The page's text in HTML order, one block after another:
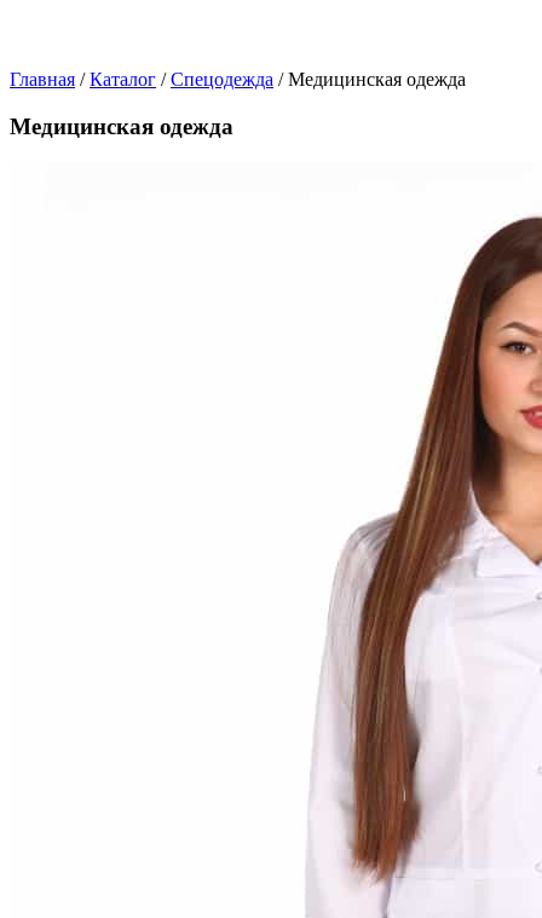
Главная / Каталог / Спецодежда / Медицинская одежда
Медицинская одежда